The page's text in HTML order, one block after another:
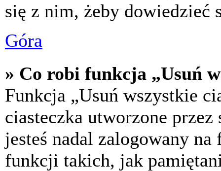
się z nim, żeby dowiedzieć
Góra
» Co robi funkcja „Usuń
Funkcja „Usuń wszystkie
ciasteczka utworzone
jesteś nadal zalogowany
funkcji takich, jak